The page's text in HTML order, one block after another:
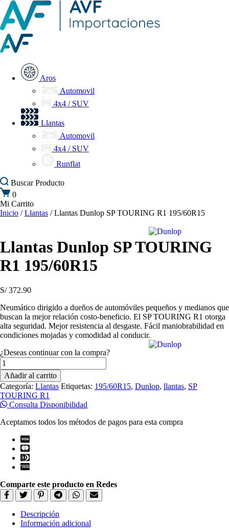
Aros
Automovil
4x4 / SUV
Llantas
Automovil
4x4 / SUV
Runflat
BuscarProducto
0
Mi Carrito
Inicio /Llantas / Llantas Dunlop SP TOURING R1 195/60R15
Llantas Dunlop SP TOURING
R1 195/60R15
S/372.90
Neumático dirigido a dueños de automóviles pequeños y medianos que
buscan la mejor relación costo-beneficio. El SP TOURING R1 otorga
alta seguridad. Mejor resistencia al desgaste. Fácil maniobrabilidad en
condiciones mojadas y comodidad al conducir.
¿Deseas continuar con la compra?
Llantas
Dunlop
SP
TOURING
R1
195/60R15
Añadir al carrito
Categoría: Llantas Etiquetas: 195/60R15, Dunlop, llantas, SP
TOURING R1
Consulta Disponibilidad
Aceptamos todos los métodos de pagos para esta compra
Comparte este producto en Redes
Descripción
Información adicional